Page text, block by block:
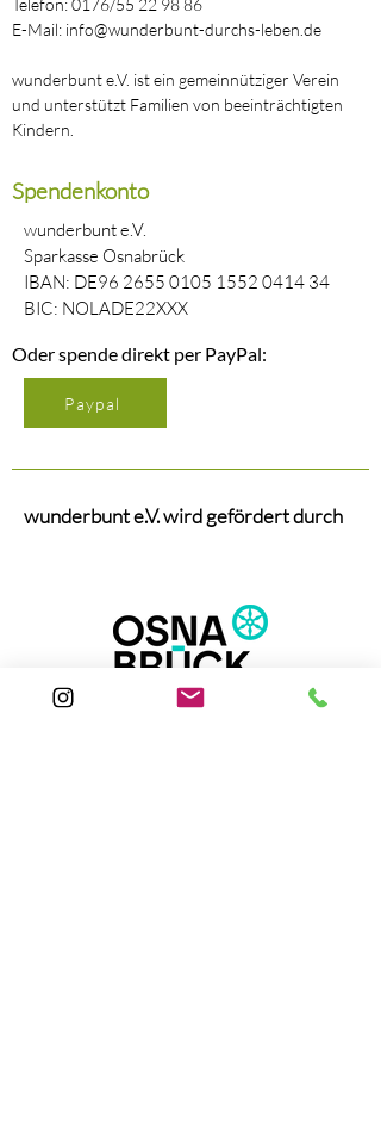
Telefon: 0176/55 22 98 86
E-Mail: info@wunderbunt-durchs-leben.de
wunderbunt e.V. ist ein gemeinnütziger Verein
und unterstützt Familien von beeinträchtigten
Kindern.
Spendenkonto
wunderbunt e.V.
Sparkasse Osnabrück
IBAN: DE96 2655 0105 1552 0414 34
BIC: NOLADE22XXX
Oder spende direkt per PayPal:
Paypal
wunderbunt e.V. wird gefördert durch